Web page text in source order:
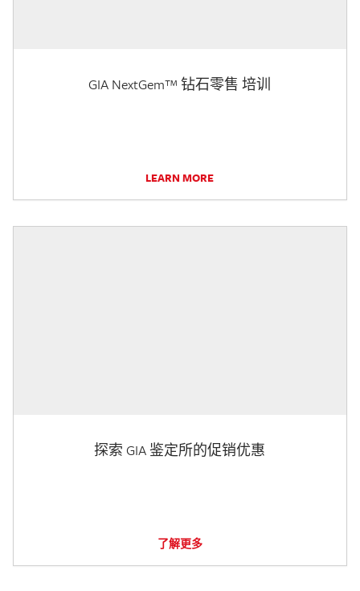
GIA NextGem™ 钻石零售 培训
LEARN MORE
探索 GIA 鉴定所的促销优惠
了解更多